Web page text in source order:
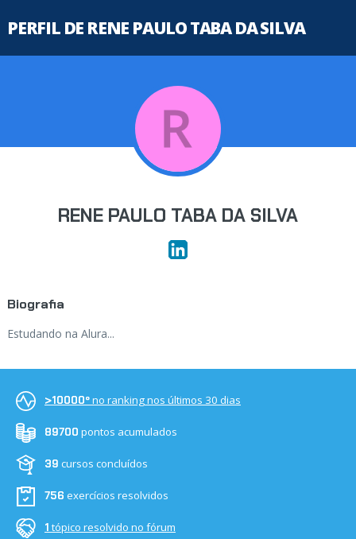
PERFIL DE RENE PAULO TABA DA SILVA
RENE PAULO TABA DA SILVA
Biografia
Estudando na Alura...
>10000ºno ranking nos últimos 30 dias
89700 pontos acumulados
39 cursos concluídos
756 exercícios resolvidos
1 tópico resolvido no fórum